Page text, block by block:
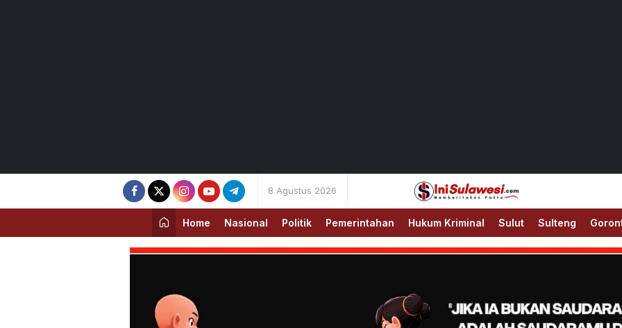
8 Agustus 2026
IniSulawesi.com
Memberitakan Fakta
Home Nasional Politik Pemerintahan Hukum Kriminal Sulut Sulteng